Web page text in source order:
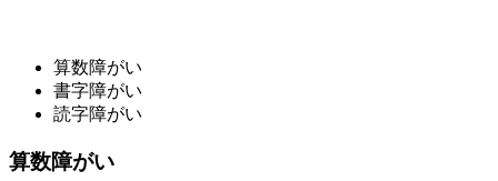
算数障がい
書字障がい
読字障がい
算数障がい